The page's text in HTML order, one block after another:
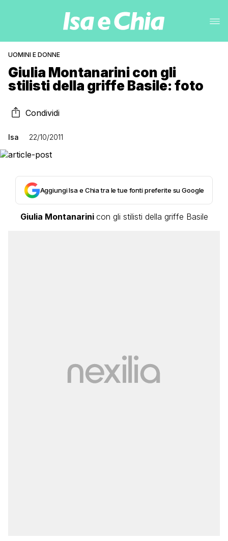
UOMINI E DONNE
Giulia Montanarini con gli
stilisti della griffe Basile: foto
Condividi
Isa 22/10/2011
Aggiungi Isa e Chia tra le tue fonti preferite su Google
Giulia Montanarini con gli stilisti della griffe Basile